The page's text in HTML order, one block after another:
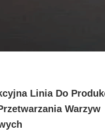
Linia Do
Warzyw